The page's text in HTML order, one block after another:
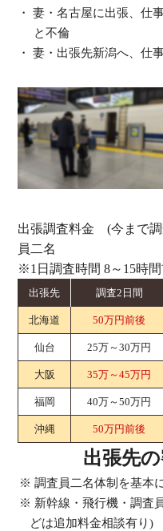
妻・名古屋に出張、仕
と不倫
妻・出張先新潟へ、仕
出張調査料金 (今まで
員二名
※1日調査時間 8～15時
出張先 調査2日間
北海道 50万円前後
仙台 25万～30万円
大阪 35万～45万円
福岡 40万～50万円
沖縄 50万円前後
出張先
調査員二名体制を基本
新幹線・飛行機・調査
どは追加料金相談有り)